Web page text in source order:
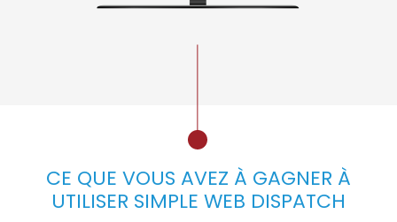
CE QUE VOUS AVEZ À GAGNER À
UTILISER SIMPLE WEB DISPATCH